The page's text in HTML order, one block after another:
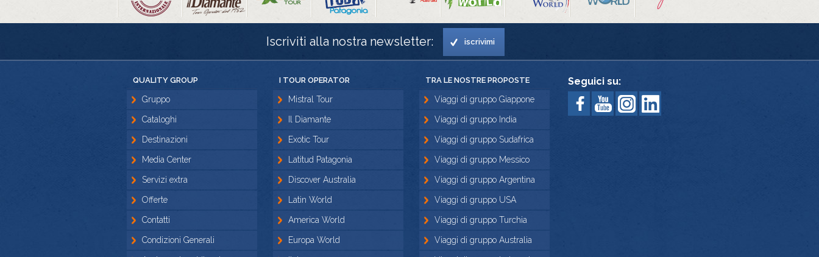
Iscriviti alla nostra newsletter: iscrivimi
QUALITY GROUP
Gruppo
Cataloghi
Destinazioni
Media Center
Servizi extra
Offerte
Contatti
Condizioni Generali
I TOUR OPERATOR
Mistral Tour
Il Diamante
Exotic Tour
Latitud Patagonia
Discover Australia
Latin World
America World
Europa World
TRA LE NOSTRE PROPOSTE
Viaggi di gruppo Giappone
Viaggi di gruppo India
Viaggi di gruppo Sudafrica
Viaggi di gruppo Messico
Viaggi di gruppo Argentina
Viaggi di gruppo USA
Viaggi di gruppo Turchia
Viaggi di gruppo Australia
Seguici su: